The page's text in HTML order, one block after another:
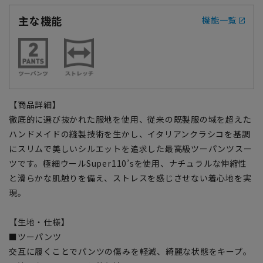
主な機能 機能一覧
【商品詳細】
徹底的に選び抜かれた服地を使用、従来の既製服の域を超えた
ハンドメイドの縫製技術を生かし、イタリアンクラシコを基調
にスリムで美しいシルエットを追求した最高級ツーパンツスー
ツです。極細ウールSuper110’sを使用、ナチュラルな伸縮性
と滑らかな肌触りを備え、ストレスを感じさせない着心地を実
現。
【生地・仕様】
■ツーパンツ
交互に履くことでパンツの傷みを軽減、綺麗な状態をキープ。